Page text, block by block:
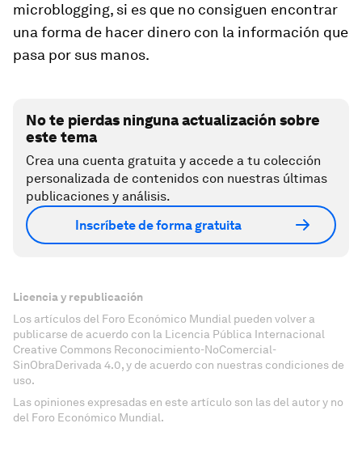
microblogging, si es que no consiguen encontrar
una forma de hacer dinero con la información que
pasa por sus manos.
No te pierdas ninguna actualización sobre
este tema
Crea una cuenta gratuita y accede a tu colección
personalizada de contenidos con nuestras últimas
publicaciones y análisis.
Inscríbete de forma gratuita
Licencia y republicación
Los artículos del Foro Económico Mundial pueden volver a
publicarse de acuerdo con la Licencia Pública Internacional
Creative Commons Reconocimiento-NoComercial-
SinObraDerivada 4.0, y de acuerdo con nuestras condiciones de
uso.
Las opiniones expresadas en este artículo son las del autor y no
del Foro Económico Mundial.